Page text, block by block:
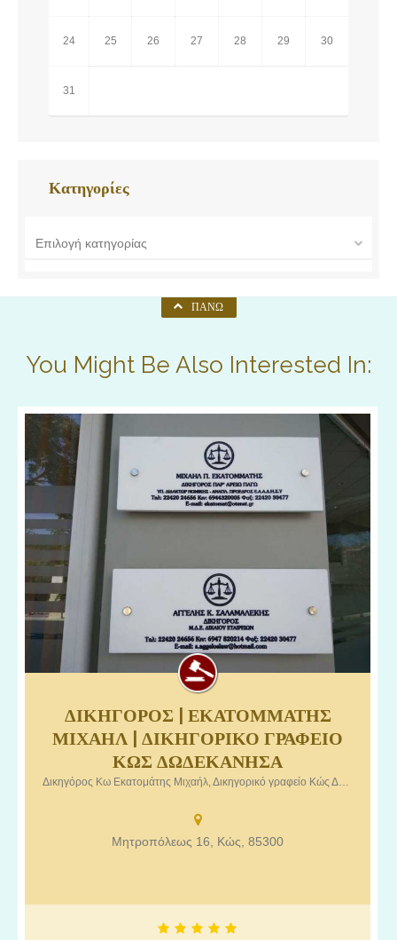
24 25 26 27 28 29 30
31
Κατηγορίες
Επιλογή κατηγορίας
ΠΆΝΩ
You Might Be Also Interested In:
Δικηγόρος Κω Εκατομάτης Μιχαήλ, Δικηγορικό γραφείο Κώς
Δωδεκάνησα.
ΔΙΚΗΓΟΡΟΣ | ΕΚΑΤΟΜΜΑΤΗΣ
ΜΙΧΑΗΛ | ΔΙΚΗΓΟΡΙΚΟ ΓΡΑΦΕΙΟ
ΚΩΣ ΔΩΔΕΚΑΝΗΣΑ
Δικηγόρος Κω Εκατομάτης Μιχαήλ, Δικηγορικό γραφείο Κώς Δωδεκάνησα
Μητροπόλεως 16, Κώς, 85300